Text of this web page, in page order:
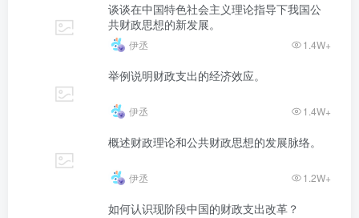
谈谈在中国特色社会主义理论指导下我国公
共财政思想的新发展。
伊丞 1.4W+
举例说明财政支出的经济效应。
伊丞 1.4W+
概述财政理论和公共财政思想的发展脉络。
伊丞 1.2W+
如何认识现阶段中国的财政支出改革？